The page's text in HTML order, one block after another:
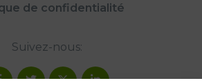
de confidentialité
Suivez-nous: